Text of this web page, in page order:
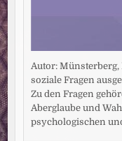
Autor: Münsterberg,
soziale Fragen
Zu den Fragen
Aberglaube und
psychologischen